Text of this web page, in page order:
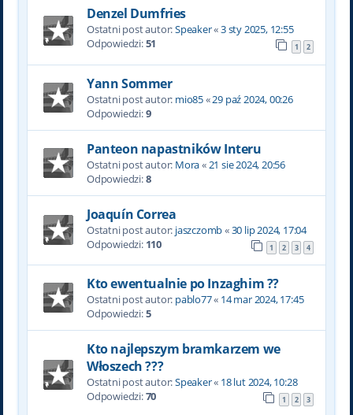
Denzel Dumfries
Ostatni post autor:Speaker«3 sty 2025, 12:55
Odpowiedzi:51 1 2
Yann Sommer
Ostatni post autor: mio85«29 paź 2024, 00:26
Odpowiedzi:9
Panteon napastników Interu
Ostatni post autor: Mora«21 sie 2024, 20:56
Odpowiedzi:8
Joaquín Correa
Ostatni post autor: jaszczomb«30 lip 2024, 17:04
Odpowiedzi: 110 1 2 3 4
Kto ewentualnie po Inzaghim ??
Ostatni post autor: pablo77« 14 mar 2024, 17:45
Odpowiedzi:5
Kto najlepszym bramkarzem we
Włoszech ???
Ostatni post autor:Speaker« 18 lut 2024, 10:28
Odpowiedzi:70 1 2 3